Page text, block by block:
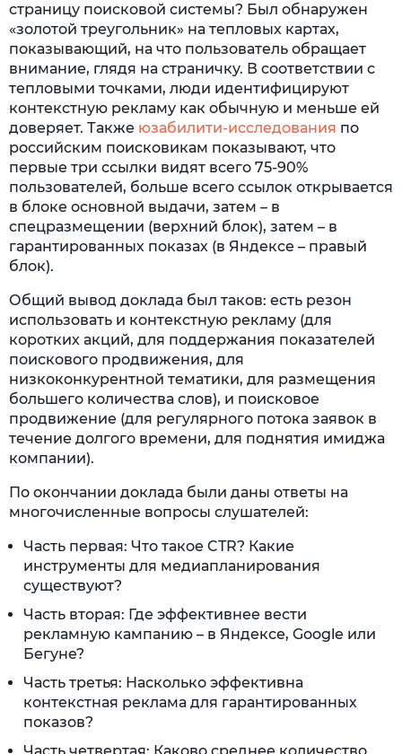
страницу поисковой системы? Был обнаружен
«золотой треугольник» на тепловых картах,
показывающий, на что пользователь обращает
внимание, глядя на страничку. В соответствии с
тепловыми точками, люди идентифицируют
контекстную рекламу как обычную и меньше ей
доверяет. Также юзабилити-исследования по
российским поисковикам показывают, что
первые три ссылки видят всего 75-90%
пользователей, больше всего ссылок открывается
в блоке основной выдачи, затем – в
спецразмещении (верхний блок), затем – в
гарантированных показах (в Яндексе – правый
блок).
Общий вывод доклада был таков: есть резон
использовать и контекстную рекламу (для
коротких акций, для поддержания показателей
поискового продвижения, для
низкоконкурентной тематики, для размещения
большего количества слов), и поисковое
продвижение (для регулярного потока заявок в
течение долгого времени, для поднятия имиджа
компании).
По окончании доклада были даны ответы на
многочисленные вопросы слушателей:
Часть первая: Что такое CTR? Какие
инструменты для медиапланирования
существуют?
Часть вторая: Где эффективнее вести
рекламную кампанию – в Яндексе, Google или
Бегуне?
Часть третья: Насколько эффективна
контекстная реклама для гарантированных
показов?